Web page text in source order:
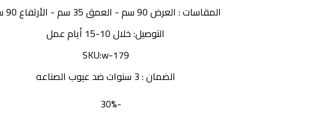
المقاسات : العرض 90 سم - العمق 35 سم - الأرتفاع 90 سم
التوصيل: خلال 10-15 أيام عمل
SKU:w-179
الضمان : 3 سنوات ضد عيوب الصناعه
-30%